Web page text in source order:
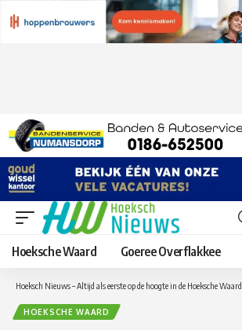
Hoeksche Waard Goeree Overflakkee
Hoeksch Nieuws – Altijd als eerste op de hoogte in de Hoeksche Waard
HOEKSCHE WAARD